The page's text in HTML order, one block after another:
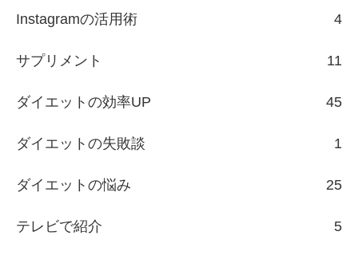
Instagramの活用術 4
サプリメント 11
ダイエットの効率UP 45
ダイエットの失敗談 1
ダイエットの悩み 25
テレビで紹介 5